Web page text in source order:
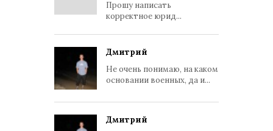
Прошу написать
корректное юрид...
Дмитрий
Не очень понимаю, на каком
основании военных, да и...
Дмитрий